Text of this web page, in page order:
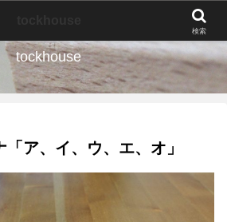
tockhouse
ア、イ、ウ、エ、オ」
検索